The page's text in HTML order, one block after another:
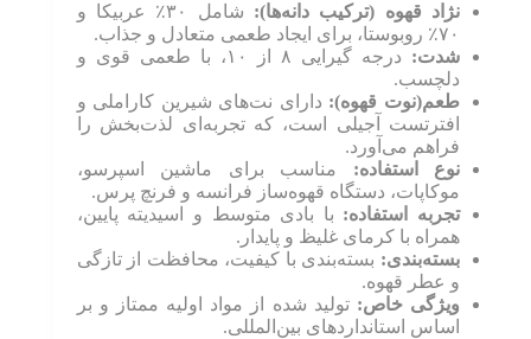
نژاد قهوه (ترکیب دانه‌ها):
شامل ۳۰٪ عربیکا و
۷۰٪ روبوستا، برای ایجاد طعمی متعادل و جذاب.
شدت:
درجه گیرایی ۸ از ۱۰، با طعمی قوی و
دلچسب.
طعم(نوت قهوه): دارای نت‌های شیرین کاراملی و
افترتست آجیلی است، که تجربه‌ای لذت‌بخش را
فراهم می‌آورد.
نوع استفاده: مناسب برای ماشین اسپرسو،
موکاپات، دستگاه قهوه‌ساز فرانسه و فرنچ پرس.
تجربه استفاده: با بادی متوسط و اسیدیته پایین،
همراه با کرمای غلیظ و پایدار.
بسته‌بندی: بسته‌بندی با کیفیت، محافظت از تازگی
و عطر قهوه.
ویژگی خاص: تولید شده از مواد اولیه ممتاز و بر
اساس استانداردهای بین‌المللی.